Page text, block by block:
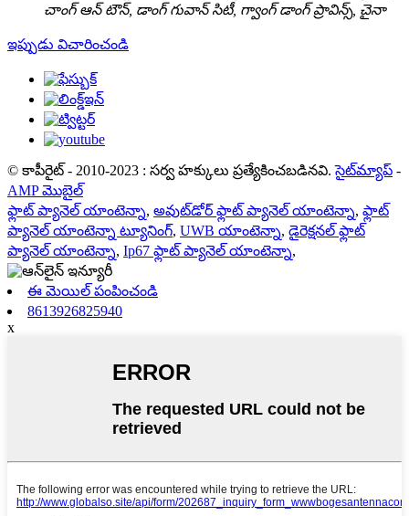
చాంగ్ ఆన్ టౌన్, డాంగ్ గువాన్ సిటీ, గ్వాంగ్ డాంగ్ ప్రావిన్స్, చైనా
ఇప్పుడు విచారించండి
© కాపీరైట్ - 2010-2023 : సర్వ హక్కులు ప్రత్యేకించబడినవి. సైట్‌మ్యాప్ -
AMP మొబైల్
ఫ్లాట్ ప్యానెల్ యాంటెన్నా, అవుట్‌డోర్ ఫ్లాట్ ప్యానెల్ యాంటెన్నా, ఫ్లాట్
ప్యానెల్ యాంటెన్నా ట్యూనింగ్, UWB యాంటెన్నా, డైరెక్షనల్ ఫ్లాట్
ప్యానెల్ యాంటెన్నా, Ip67 ఫ్లాట్ ప్యానెల్ యాంటెన్నా,
ఈ మెయిల్ పంపించండి
8613926825940
x